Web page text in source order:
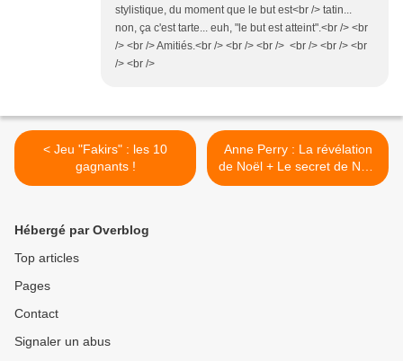
stylistique, du moment que le but est<br /> tatin...
non, ça c'est tarte... euh, "le but est atteint".<br /> <br
/> <br /> Amitiés.<br /> <br /> <br /> <br /> <br /> <br
/> <br />
< Jeu "Fakirs" : les 10
gagnants !
Anne Perry : La révélation
de Noël + Le secret de Noël
(10-18) >
Hébergé par Overblog
Top articles
Pages
Contact
Signaler un abus